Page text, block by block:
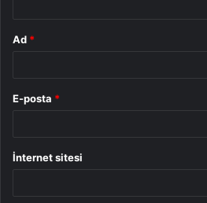
Ad *
E-posta *
İnternet sitesi